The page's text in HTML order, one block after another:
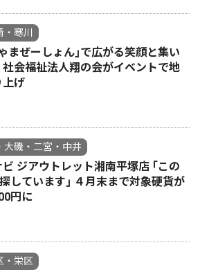
寒川
まぜーしょん｣で広がる笑顔と集い
会福祉法人翔の会がイベントで地
上げ
大磯・二宮・中井
ジアウトレット湘南平塚店 ｢この
しています｣ ４月末まで対象硬貨が
円に
・栄区